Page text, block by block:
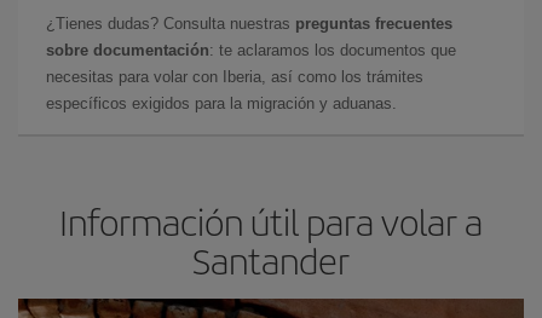
¿Tienes dudas? Consulta nuestras preguntas frecuentes
sobre documentación: te aclaramos los documentos que
necesitas para volar con Iberia, así como los trámites
específicos exigidos para la migración y aduanas.
Información útil para volar a
Santander